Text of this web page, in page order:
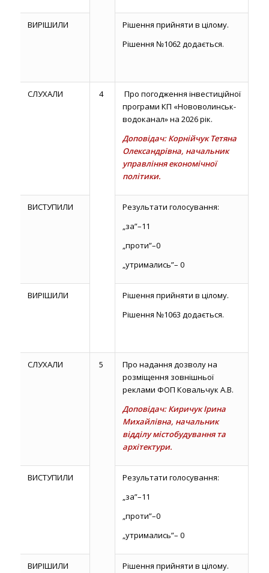
ВИРІШИЛИ
Рішення прийняти в цілому.
Рішення №1062 додається.
СЛУХАЛИ 4
Про погодження інвестиційної
програми КП «Нововолинськ-
водоканал» на 2026 рік.
Доповідач: Корнійчук Тетяна
Олександрівна, начальник
управління економічної
політики.
ВИСТУПИЛИ
Результати голосування:
„за”–11
„проти”–0
„утримались”– 0
ВИРІШИЛИ
Рішення прийняти в цілому.
Рішення №1063 додається.
СЛУХАЛИ 5
Про надання дозволу на
розміщення зовнішньої
реклами ФОП Ковальчук А.В.
Доповідач: Киричук Ірина
Михайлівна, начальник
відділу містобудування та
архітектури.
ВИСТУПИЛИ
Результати голосування:
„за”–11
„проти”–0
„утримались”– 0
ВИРІШИЛИ
Рішення прийняти в цілому.